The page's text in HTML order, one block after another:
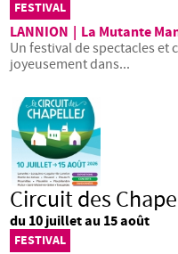
FESTIVAL
LANNION La Mutante
Un festival de spectacles
joyeusement dans...
Circuit des
du 10 juillet au 15 août
FESTIVAL